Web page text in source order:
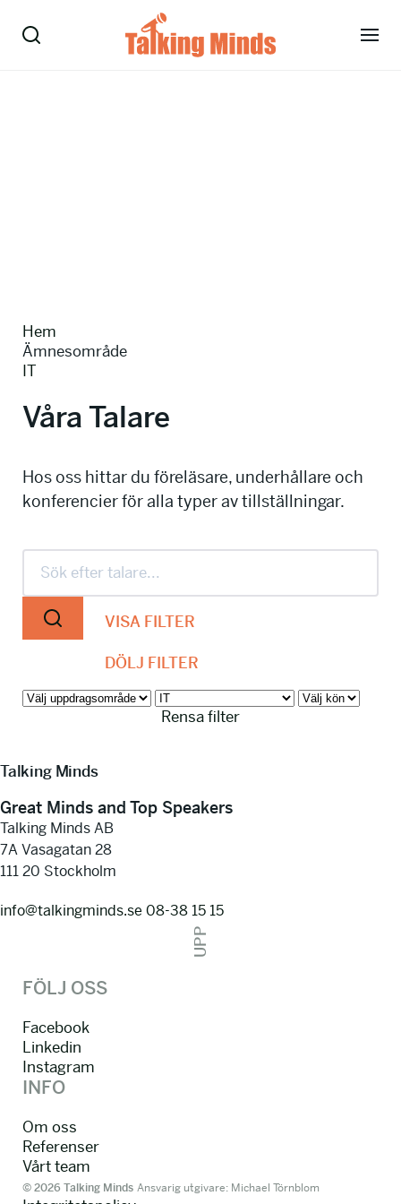
Kontakt
08-38 15 15
info@talkingminds.se
Hem
Ämnesområde
IT
Våra Talare
Hos oss hittar du föreläsare, underhållare och
konferencier för alla typer av tillställningar.
VISA FILTER
DÖLJ FILTER
Rensa filter
Talking Minds
Great Minds and Top Speakers
Talking Minds AB
7A Vasagatan 28
111 20 Stockholm
info@talkingminds.se 08-38 15 15
UPP
FÖLJ OSS
Facebook
Linkedin
Instagram
INFO
Om oss
Referenser
Vårt team
© 2026 Talking Minds Ansvarig utgivare: Michael Törnblom